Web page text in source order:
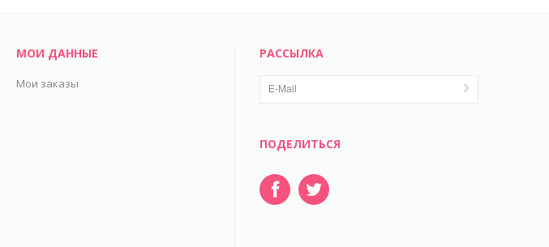
МОИ ДАННЫЕ
Мои заказы
РАССЫЛКА
ПОДЕЛИТЬСЯ